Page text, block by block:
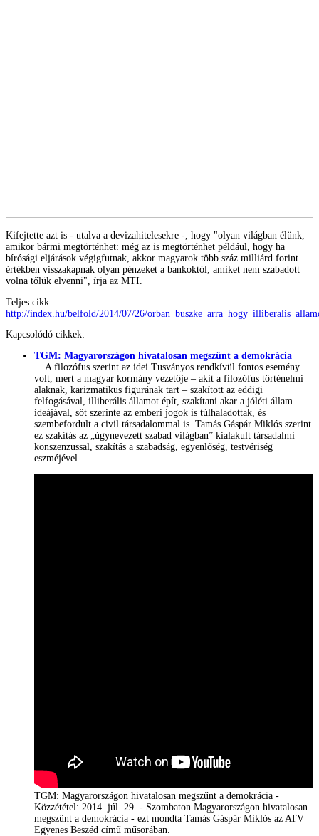
Kifejtette azt is - utalva a devizahitelesekre -, hogy "olyan világban élünk,
amikor bármi megtörténhet: még az is megtörténhet például, hogy ha
bírósági eljárások végigfutnak, akkor magyarok több száz milliárd forint
értékben visszakapnak olyan pénzeket a bankoktól, amiket nem szabadott
volna tőlük elvenni", írja az MTI.
Teljes cikk:
http://index.hu/belfold/2014/07/26/
Kapcsolódó cikkek:
TGM: Magyarországon hivatalosan megszűnt a demokrácia
... A filozófus szerint az idei Tusványos rendkívül fontos esemény
volt, mert a magyar kormány vezetője – akit a filozófus történelmi
alaknak, karizmatikus figurának tart – szakított az eddigi
felfogásával, illiberális államot épít, szakítani akar a jóléti állam
ideájával, sőt szerinte az emberi jogok is túlhaladottak, és
szembefordult a civil társadalommal is. Tamás Gáspár Miklós szerint
ez szakítás az „úgynevezett szabad világban” kialakult társadalmi
konszenzussal, szakítás a szabadság, egyenlőség, testvériség
eszméjével.
TGM: Magyarországon hivatalosan megszűnt a demokrácia -
Közzététel: 2014. júl. 29. - Szombaton Magyarországon hivatalosan
megszűnt a demokrácia - ezt mondta Tamás Gáspár Miklós az ATV
Egyenes Beszéd című műsorában.